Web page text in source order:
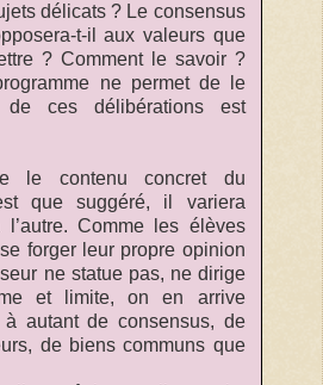
délicats ? Le consensus
t-il aux valeurs que
? Comment le savoir ?
ne permet de le
de ces délibérations est
le contenu concret du
que suggéré, il variera
l’autre. Comme les élèves
forger leur propre opinion
ne statue pas, ne dirige
et limite, on en arrive
à autant de consensus, de
de biens communs que